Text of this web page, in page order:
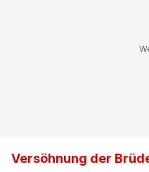
Versöhnung der